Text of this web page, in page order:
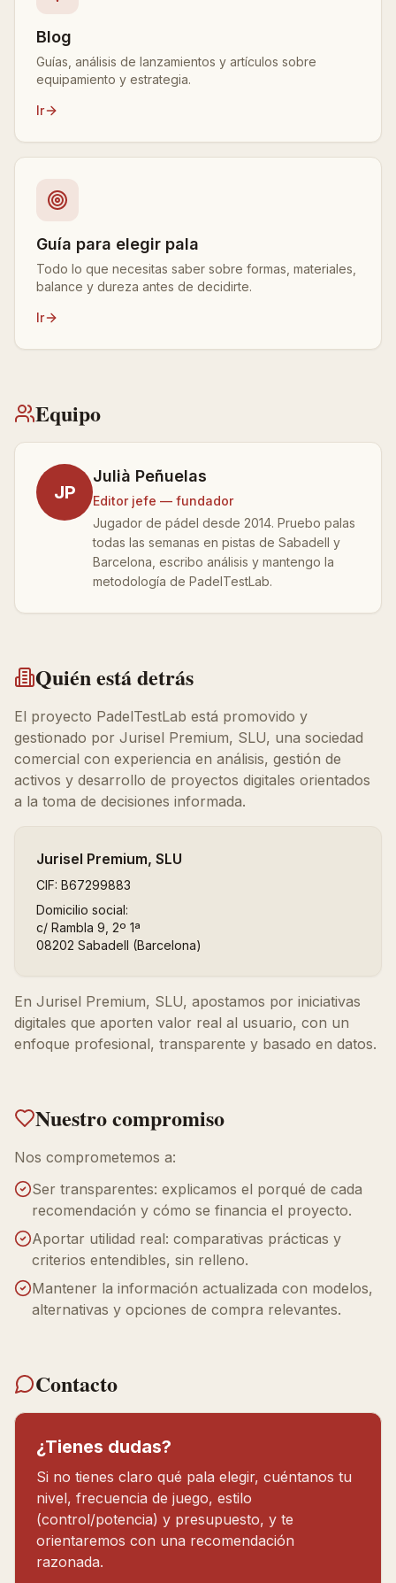
Blog
Guías, análisis de lanzamientos y artículos sobre
equipamiento y estrategia.
Ir
Guía para elegir pala
Todo lo que necesitas saber sobre formas, materiales,
balance y dureza antes de decidirte.
Ir
Equipo
JP
Julià Peñuelas
Editor jefe — fundador
Jugador de pádel desde 2014. Pruebo palas
todas las semanas en pistas de Sabadell y
Barcelona, escribo análisis y mantengo la
metodología de PadelTestLab.
Quién está detrás
El proyecto PadelTestLab está promovido y
gestionado por Jurisel Premium, SLU, una sociedad
comercial con experiencia en análisis, gestión de
activos y desarrollo de proyectos digitales orientados
a la toma de decisiones informada.
Jurisel Premium, SLU
CIF: B67299883
Domicilio social:
c/ Rambla 9, 2º 1ª
08202 Sabadell (Barcelona)
En Jurisel Premium, SLU, apostamos por iniciativas
digitales que aporten valor real al usuario, con un
enfoque profesional, transparente y basado en datos.
Nuestro compromiso
Nos comprometemos a:
Ser transparentes: explicamos el porqué de cada
recomendación y cómo se financia el proyecto.
Aportar utilidad real: comparativas prácticas y
criterios entendibles, sin relleno.
Mantener la información actualizada con modelos,
alternativas y opciones de compra relevantes.
Contacto
¿Tienes dudas?
Si no tienes claro qué pala elegir, cuéntanos tu
nivel, frecuencia de juego, estilo
(control/potencia) y presupuesto, y te
orientaremos con una recomendación
razonada.